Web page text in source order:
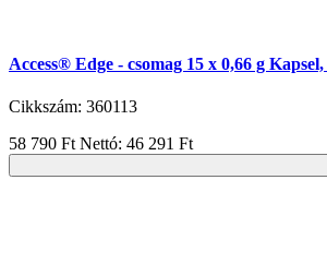
Access® Edge - csomag 15 x 0,66 g
Cikkszám: 360113
58 790 Ft Nettó: 46 291 Ft